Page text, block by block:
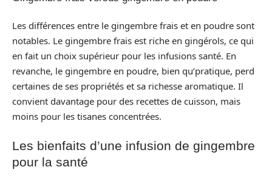
Les différences entre le gingembre frais et en poudre sont
notables. Le gingembre frais est riche en gingérols, ce qui
en fait un choix supérieur pour les infusions santé. En
revanche, le gingembre en poudre, bien qu’pratique, perd
certaines de ses propriétés et sa richesse aromatique. Il
convient davantage pour des recettes de cuisson, mais
moins pour les tisanes concentrées.
Les bienfaits d’une infusion de gingembre
pour la santé